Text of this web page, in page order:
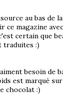
au bas de
ce magazine
certain que
traduites :)
besoin de
est marqué
chocolat :)